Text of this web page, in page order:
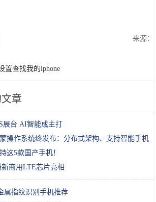
来源：
置查找我的iphone
章
展台 AI智能成主打
操作系统终发布：分布式架构、支持智能手机
这5款国产手机！
商用LTE芯片亮相
属指纹识别手机推荐